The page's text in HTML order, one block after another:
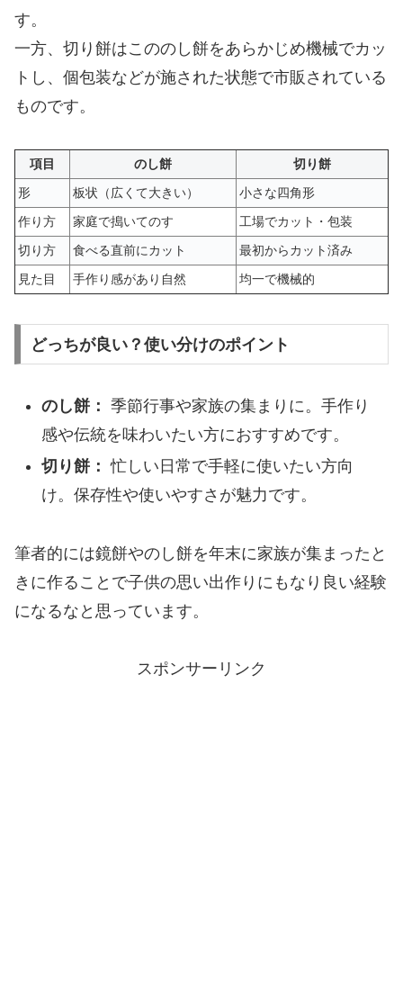
す。
一方、切り餅はこののし餅をあらかじめ機械でカッ
トし、個包装などが施された状態で市販されている
ものです。
項目 のし餅
切り餅
形
板状（広くて大きい）
小さな四角形
作り方
家庭で搗いてのす
工場でカット・包装
切り方
食べる直前にカット
最初からカット済み
見た目
手作り感があり自然 均一で機械的
どっちが良い？使い分けのポイント
のし餅： 季節行事や家族の集まりに。手作り
感や伝統を味わいたい方におすすめです。
切り餅： 忙しい日常で手軽に使いたい方向
け。保存性や使いやすさが魅力です。
筆者的には鏡餅やのし餅を年末に家族が集まったと
きに作ることで子供の思い出作りにもなり良い経験
になるなと思っています。
スポンサーリンク